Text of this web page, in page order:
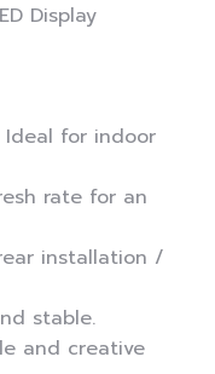
Display
Ideal for indoor
rate for an
installation /
stable.
and creative